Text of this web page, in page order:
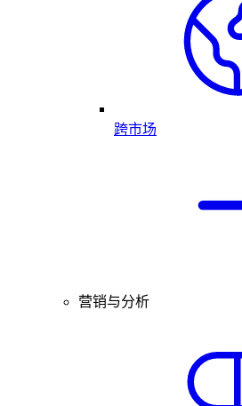
跨市场
营销与分析